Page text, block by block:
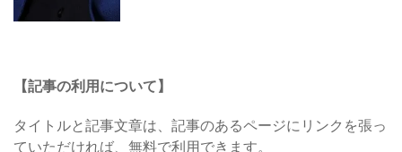
【記事の利用について】
タイトルと記事文章は、記事のあるページにリンクを張っ
ていただければ、無料で利用できます。